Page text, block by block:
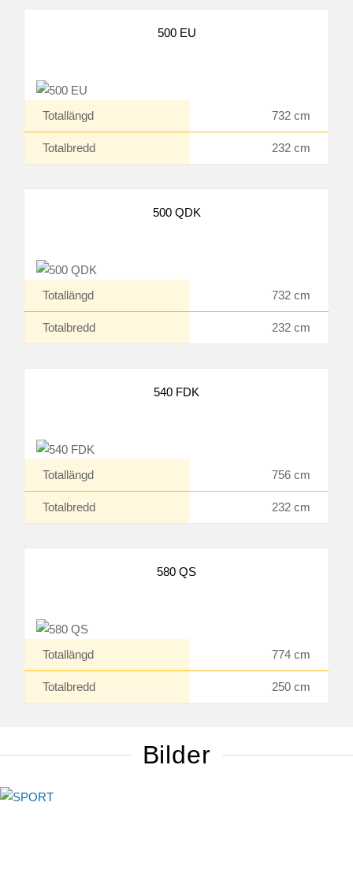
500 EU
Totallängd 732 cm
Totalbredd 232 cm
500 QDK
Totallängd 732 cm
Totalbredd 232 cm
540 FDK
Totallängd 756 cm
Totalbredd 232 cm
580 QS
Totallängd 774 cm
Totalbredd 250 cm
Bilder